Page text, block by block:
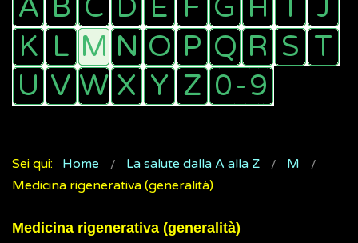
Sei qui: Home La salute dalla A alla Z
M
Medicina rigenerativa (generalità)
Medicina rigenerativa (generalità)